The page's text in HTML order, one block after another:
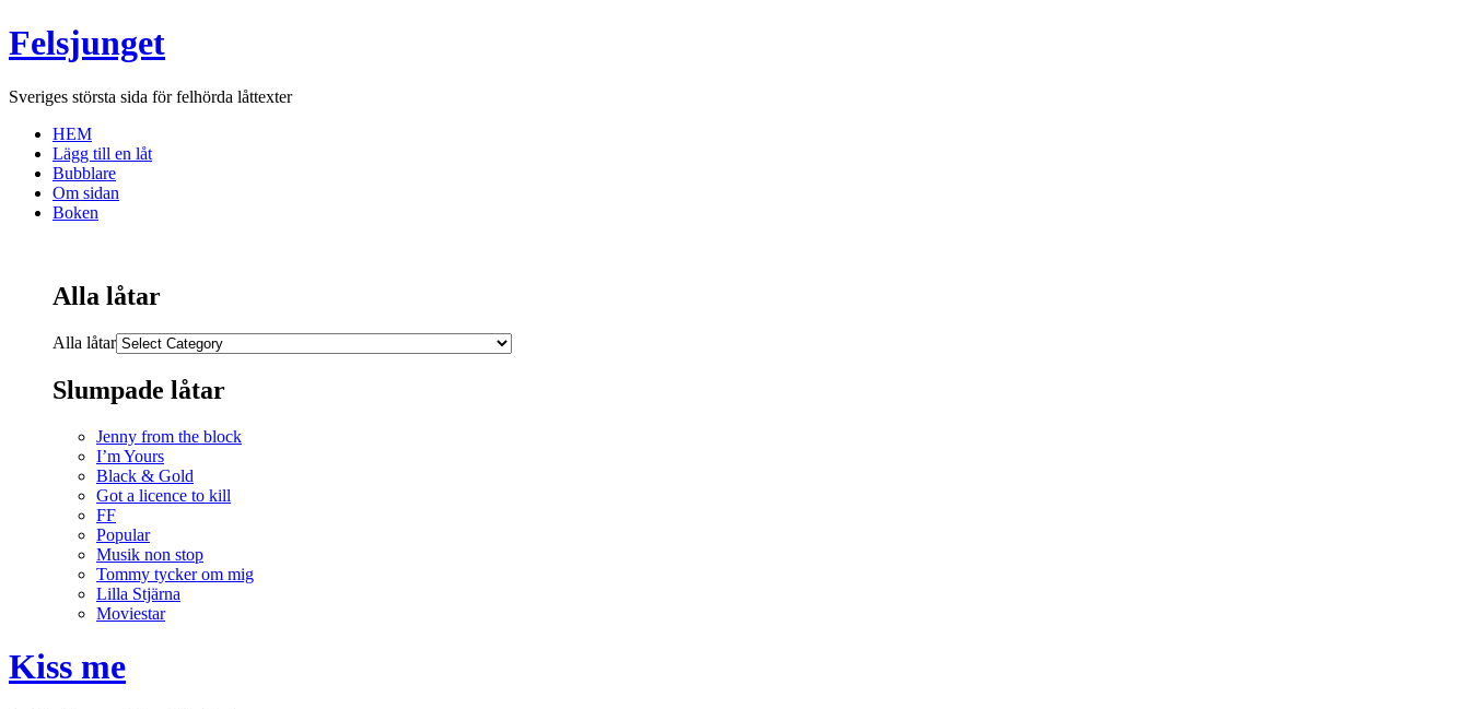
Felsjunget
Sveriges största sida för felhörda låttexter
HEM
Lägg till en låt
Bubblare
Om sidan
Boken
Alla låtar
Alla låtar
Slumpade låtar
Jenny from the block
I’m Yours
Black & Gold
Got a licence to kill
FF
Popular
Musik non stop
Tommy tycker om mig
Lilla Stjärna
Moviestar
Kiss me